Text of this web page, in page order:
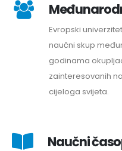
Evropski
naučni skup
godinama
zainteresovanih
cijeloga svijeta.
Naučni